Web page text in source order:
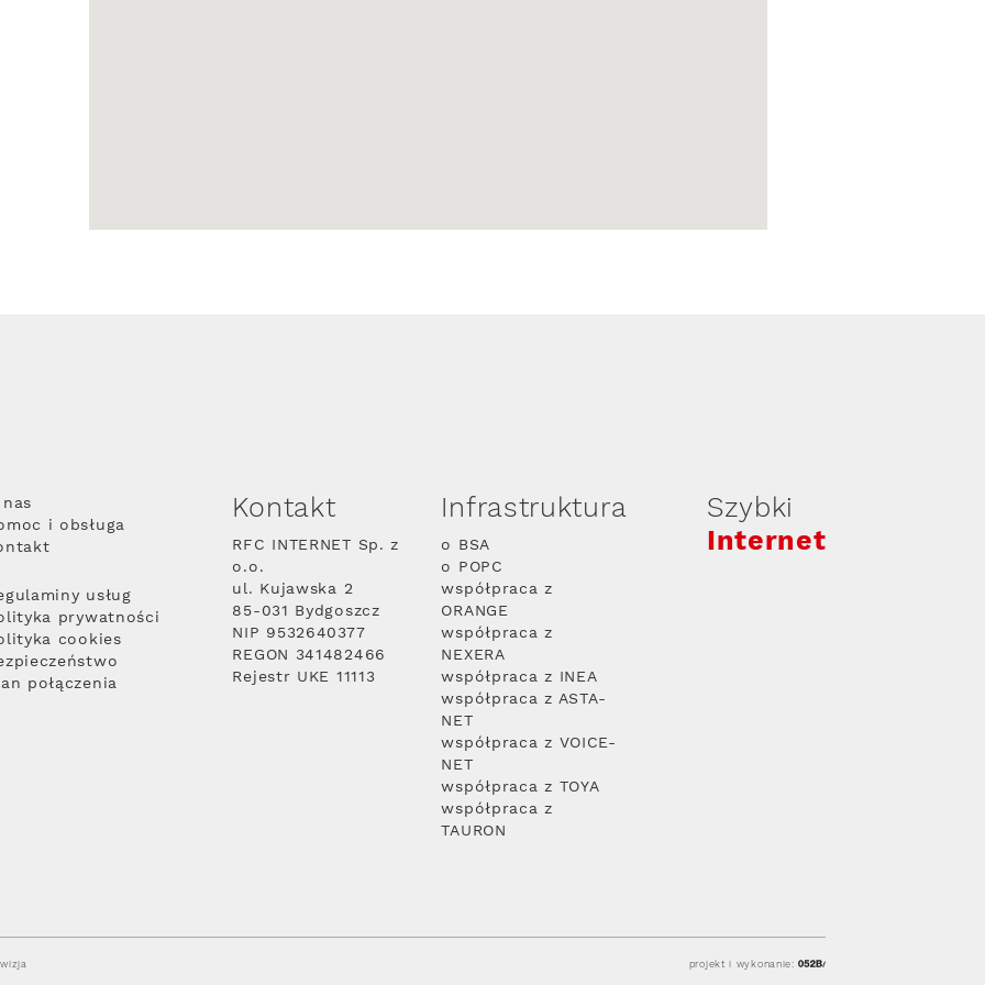
i obsługa
usług
prywatności
cookies
połączenia
Kontakt
RFC INTERNET Sp. z
o.o.
ul. Kujawska 2
85-031 Bydgoszcz
NIP 9532640377
REGON 341482466
Rejestr UKE 11113
Infrastruktura
o BSA
o POPC
współpraca z
ORANGE
współpraca z
NEXERA
współpraca z INEA
współpraca z ASTA-
NET
współpraca z VOICE-
NET
współpraca z TOYA
współpraca z
TAURON
Szybki
Internet
projekt i wykonanie: